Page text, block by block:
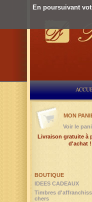
En poursuivant
BOUTIQUE
IDEES CADEAUX
Timbres
chers
MON
Voir le
Livraison gratuite à
d'achat !